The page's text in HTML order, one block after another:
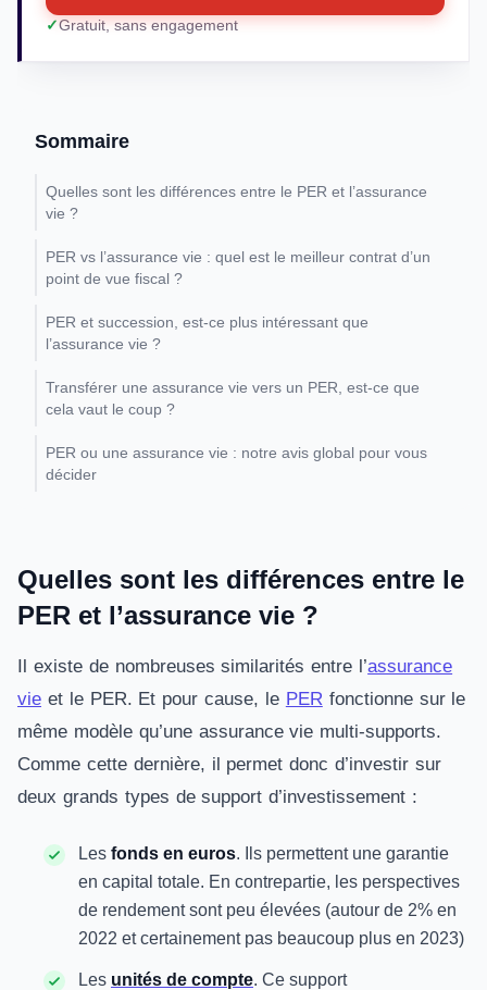
Gratuit, sans engagement
Sommaire
Quelles sont les différences entre le PER et l’assurance
vie ?
PER vs l’assurance vie : quel est le meilleur contrat d’un
point de vue fiscal ?
PER et succession, est-ce plus intéressant que
l’assurance vie ?
Transférer une assurance vie vers un PER, est-ce que
cela vaut le coup ?
PER ou une assurance vie : notre avis global pour vous
décider
Quelles sont les différences entre le
PER et l’assurance vie ?
Il existe de nombreuses similarités entre l’assurance
vie et le PER. Et pour cause, le PERfonctionne sur le
même modèle qu’une assurance vie multi-supports.
Comme cette dernière, il permet donc d’investir sur
deux grands types de support d’investissement :
Les fonds en euros. Ils permettent une garantie
en capital totale. En contrepartie, les perspectives
de rendement sont peu élevées (autour de 2% en
2022 et certainement pas beaucoup plus en 2023)
Les unités de compte. Ce support